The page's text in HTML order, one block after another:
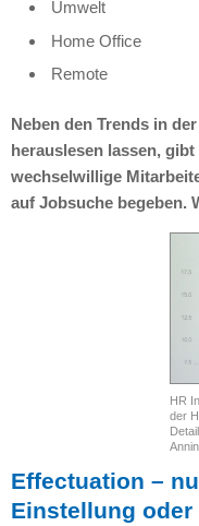
Umwelt
Home Office
Remote
Neben den Trends in
herauslesen lassen,
wechselwillige
auf Jobsuche begeben.
HR
der
Effectuation –
Einstellung